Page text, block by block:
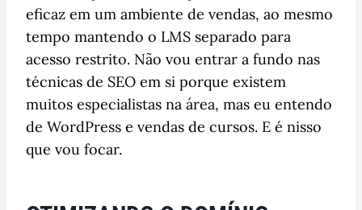
eficaz em um ambiente de vendas, ao mesmo
tempo mantendo o LMS separado para
acesso restrito. Não vou entrar a fundo nas
técnicas de SEO em si porque existem
muitos especialistas na área, mas eu entendo
de WordPress e vendas de cursos. E é nisso
que vou focar.